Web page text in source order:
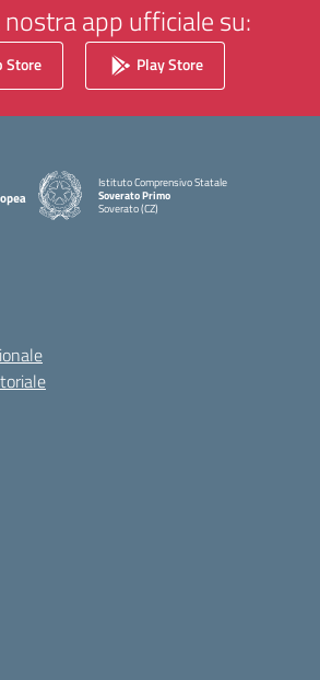
nostra app ufficiale su:
Store Play Store
Istituto Comprensivo Statale
Soverato Primo
Soverato (CZ)